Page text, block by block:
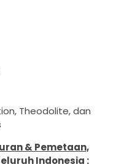
Theodolite, dan
& Pemetaan,
Indonesia :